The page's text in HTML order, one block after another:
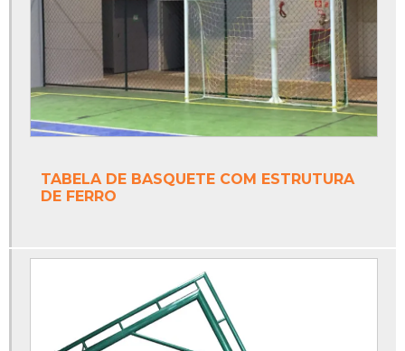
Fábrica de tinta epóxi para piso
Fábrica de trave de futsal
Fabricante de tinta epóxi
Fabricante de tinta epóxi piso
Fabricantes de redes de tenis
Piso monolítico antiderrapante
TABELA DE BASQUETE COM ESTRUTURA
DE FERRO